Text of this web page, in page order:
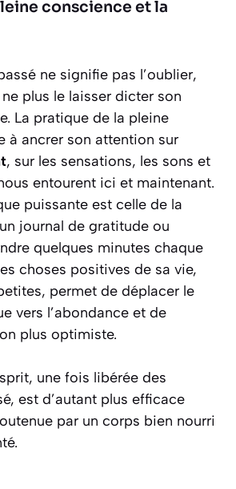
conscience et la
ne signifie pas l’oublier,
plus le laisser dicter son
La pratique de la pleine
à ancrer son attention sur
, sur les sensations, les sons et
entourent ici et maintenant.
puissante est celle de la
journal de gratitude ou
quelques minutes chaque
choses positives de sa vie,
permet de déplacer le
vers l’abondance et de
plus optimiste.
une fois libérée des
est d’autant plus efficace
par un corps bien nourri